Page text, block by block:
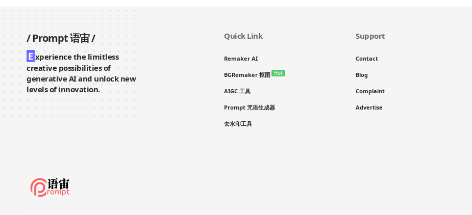
/Prompt 语宙/
E xperience the limitless
creative possibilities of
generative AI and unlock new
levels of innovation.
Quick Link
Remaker AI
BGRemaker 抠图 Hot
AIGC 工具
Prompt 咒语生成器
去水印工具
Support
Contact
Blog
Complaint
Advertise